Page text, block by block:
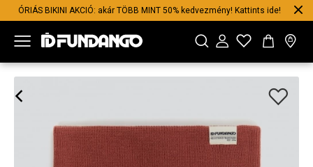
ÓRIÁS BIKINI AKCIÓ: akár TÖBB MINT 50% kedvezmény! Kattints ide!